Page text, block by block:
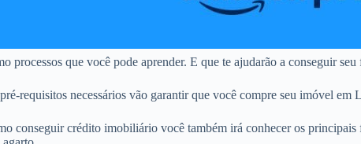
processos que você pode aprender. E que te ajudarão a conseguir
requisitos necessários vão garantir que você compre seu imóvel em
conseguir crédito imobiliário você também irá conhecer os